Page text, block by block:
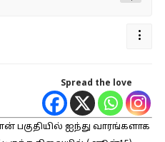
Spread the love
பகுதியில் ஐந்து வாரங்களாக